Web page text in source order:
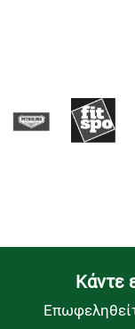
Kάντε